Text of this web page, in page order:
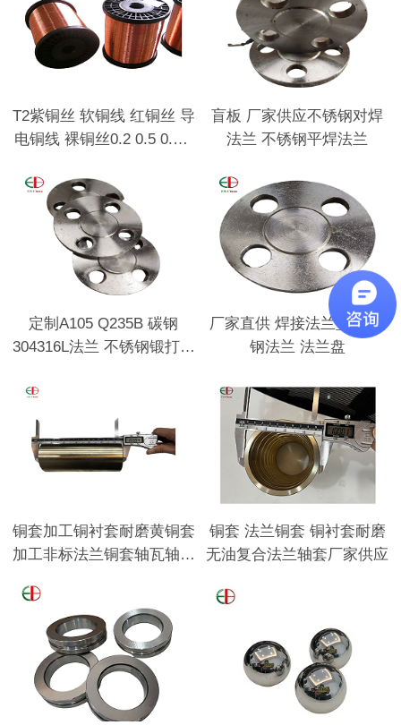
T2紫铜丝 软铜线 红铜丝 导
电铜线 裸铜丝0.2 0.5 0.8 1
盲板 厂家供应不锈钢对焊
法兰 不锈钢平焊法兰
定制A105 Q235B 碳钢
304316L法兰 不锈钢锻打法
厂家直供 焊接法兰垫片 碳
钢法兰 法兰盘
铜套加工铜衬套耐磨黄铜套
加工非标法兰铜套轴瓦轴套
铜套 法兰铜套 铜衬套耐磨
无油复合法兰轴套厂家供应